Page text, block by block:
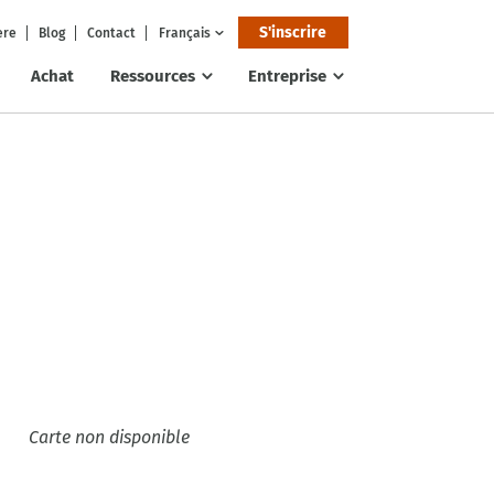
Blog Contact Français S'inscrire
Achat Ressources Entreprise
Carte non disponible